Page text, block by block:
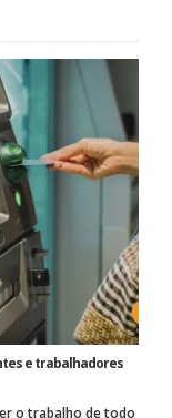
e trabalhadores
o trabalho de todo